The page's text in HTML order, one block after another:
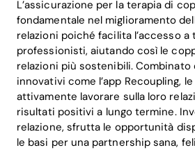
L’assicurazione per la terapia di
fondamentale nel miglioramento
relazioni poiché facilita l’accesso a
professionisti, aiutando così le
relazioni più sostenibili.
innovativi come l’app Recoupling,
attivamente lavorare sulla loro
risultati positivi a lungo termine.
relazione, sfrutta le opportunità
le basi per una partnership sana,